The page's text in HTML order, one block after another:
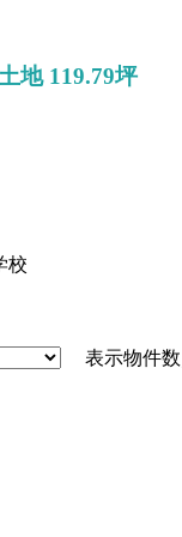
地 119.79坪
校
表示物件数